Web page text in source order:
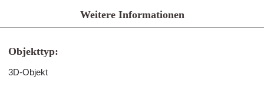
Weitere Informationen
Objekttyp:
3D-Objekt